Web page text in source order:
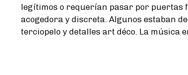
legítimos o requerían pasar por puertas
acogedora y discreta. Algunos estaban
terciopelo y detalles art déco. La música